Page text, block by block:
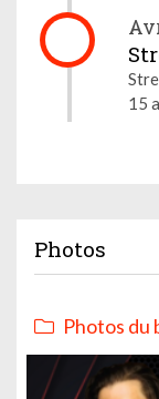
15
Photos
Photos du